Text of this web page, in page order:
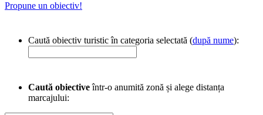
Propune un obiectiv!
Caută obiectiv turistic în categoria selectată (după nume):
Caută obiectiveîntr-o anumită zonă și alege distanța
marcajului: